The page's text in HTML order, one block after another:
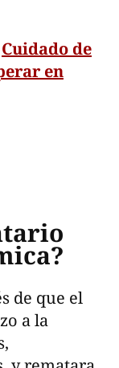
Cuidado de
en
de que el
a la